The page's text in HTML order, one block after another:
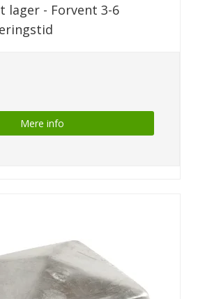
lager - Forvent 3-6
Mere info